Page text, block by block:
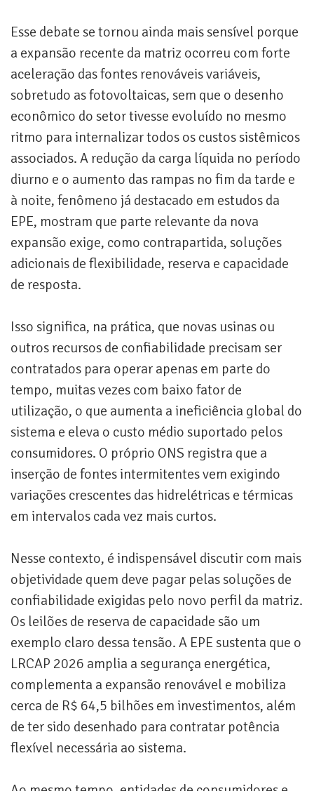
Esse debate se tornou ainda mais sensível porque
a expansão recente da matriz ocorreu com forte
aceleração das fontes renováveis variáveis,
sobretudo as fotovoltaicas, sem que o desenho
econômico do setor tivesse evoluído no mesmo
ritmo para internalizar todos os custos sistêmicos
associados. A redução da carga líquida no período
diurno e o aumento das rampas no fim da tarde e
à noite, fenômeno já destacado em estudos da
EPE, mostram que parte relevante da nova
expansão exige, como contrapartida, soluções
adicionais de flexibilidade, reserva e capacidade
de resposta.
Isso significa, na prática, que novas usinas ou
outros recursos de confiabilidade precisam ser
contratados para operar apenas em parte do
tempo, muitas vezes com baixo fator de
utilização, o que aumenta a ineficiência global do
sistema e eleva o custo médio suportado pelos
consumidores. O próprio ONS registra que a
inserção de fontes intermitentes vem exigindo
variações crescentes das hidrelétricas e térmicas
em intervalos cada vez mais curtos.
Nesse contexto, é indispensável discutir com mais
objetividade quem deve pagar pelas soluções de
confiabilidade exigidas pelo novo perfil da matriz.
Os leilões de reserva de capacidade são um
exemplo claro dessa tensão. A EPE sustenta que o
LRCAP 2026 amplia a segurança energética,
complementa a expansão renovável e mobiliza
cerca de R$ 64,5 bilhões em investimentos, além
de ter sido desenhado para contratar potência
flexível necessária ao sistema.